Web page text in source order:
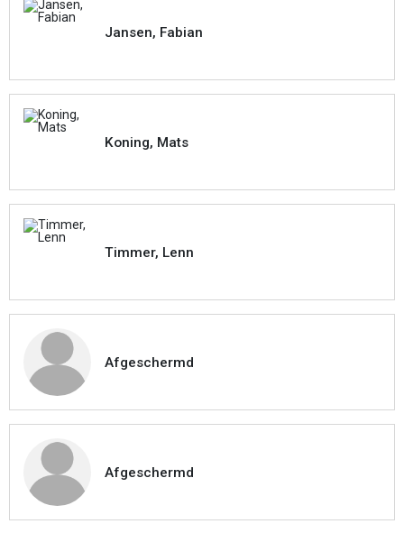
Jansen, Fabian
Koning, Mats
Timmer, Lenn
Afgeschermd
Afgeschermd